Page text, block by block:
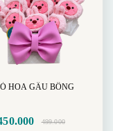
HOA GẤU BÔNG
499.000